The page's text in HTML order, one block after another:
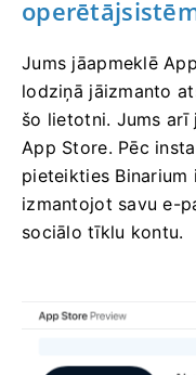
Jums jāapmeklē
lodziņā jāizmanto
šo lietotni. Jums arī
App Store. Pēc
pieteikties Binarium
izmantojot savu e-
sociālo tīklu kontu.